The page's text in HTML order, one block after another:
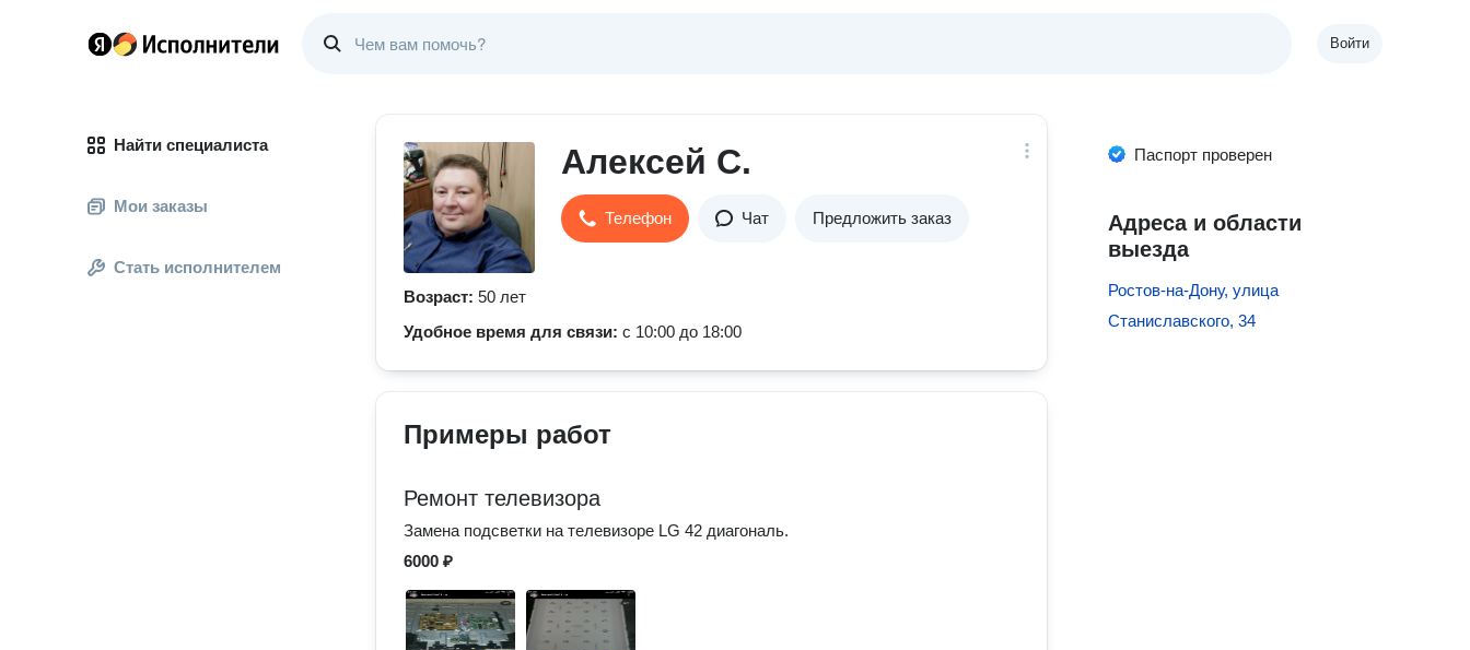
Войти
Найти специалиста
Мои заказы
Стать исполнителем
Алексей С.
Телефон Чат Предложить заказ
Возраст: 50 лет
Удобное время для связи: с 10:00 до 18:00
Примеры работ
Ремонт телевизора
Замена подсветки на телевизоре LG 42 диагональ.
6000 ₽
Паспорт проверен
Адреса и области
выезда
Ростов-на-Дону, улица
Станиславского, 34